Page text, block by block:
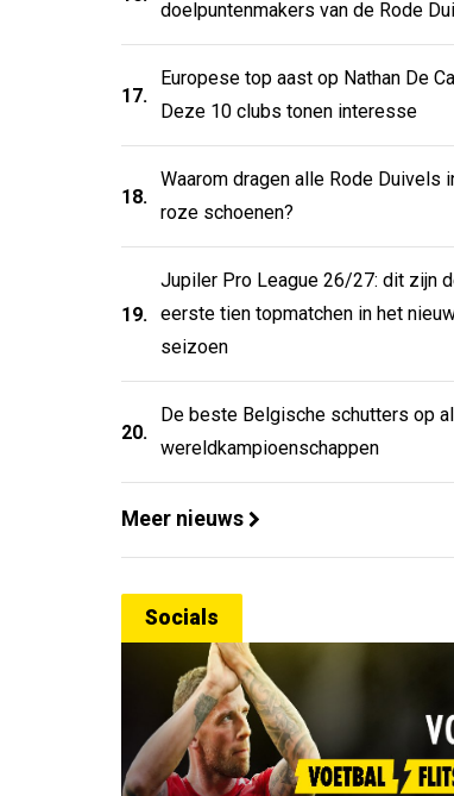
doelpuntenmakers van de Rode
17.
Europese top aast op Nathan De
Deze 10 clubs tonen interesse
18.
Waarom dragen alle Rode Duivels
roze schoenen?
19.
Jupiler Pro League 26/27: dit zijn
eerste tien topmatchen in het
seizoen
20.
De beste Belgische schutters op
wereldkampioenschappen
Meer nieuws
Socials